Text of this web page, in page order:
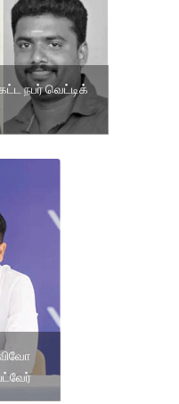
நபர் வெட்டிக்
விவோ